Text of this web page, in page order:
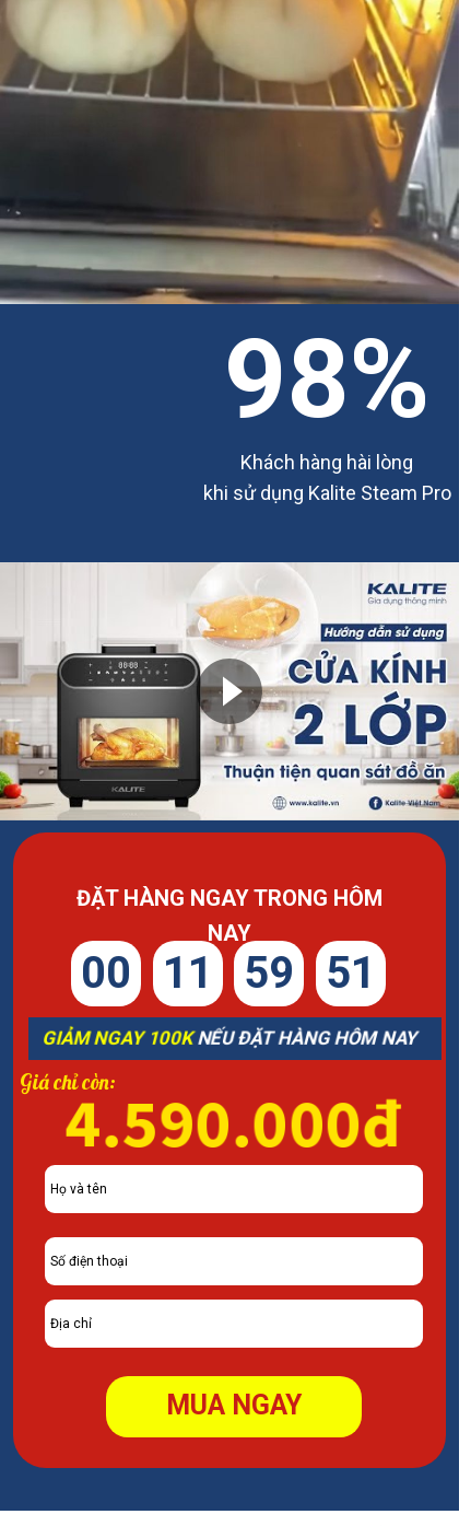
ĐẶT HÀNG NGAY TRONG HÔM
NAY
00 11 59 46
MUA NGAY
98%
Khách hàng hài lòng
khi sử dụng Kalite Steam Pro
4.590.000đ
Giá chỉ còn:
GIẢM NGAY 100KNẾU ĐẶT HÀNG HÔM NAY